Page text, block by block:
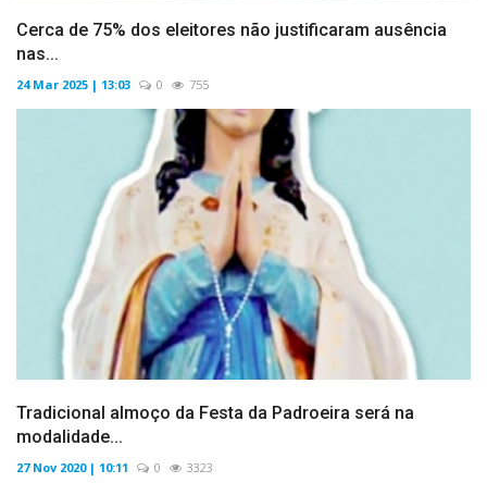
Cerca de 75% dos eleitores não justificaram ausência
nas...
24 Mar 2025 | 13:03 0 755
Tradicional almoço da Festa da Padroeira será na
modalidade...
27 Nov 2020 | 10:11 0 3323